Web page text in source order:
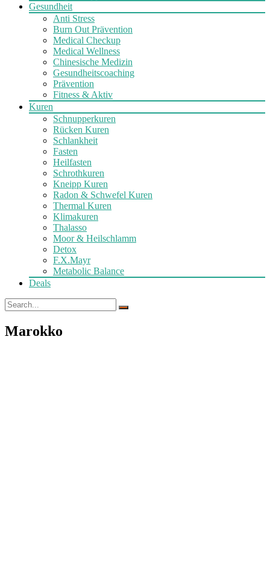
Gesundheit
Anti Stress
Burn Out Prävention
Medical Checkup
Medical Wellness
Chinesische Medizin
Gesundheitscoaching
Prävention
Fitness & Aktiv
Kuren
Schnupperkuren
Rücken Kuren
Schlankheit
Fasten
Heilfasten
Schrothkuren
Kneipp Kuren
Radon & Schwefel Kuren
Thermal Kuren
Klimakuren
Thalasso
Moor & Heilschlamm
Detox
F.X.Mayr
Metabolic Balance
Deals
Marokko